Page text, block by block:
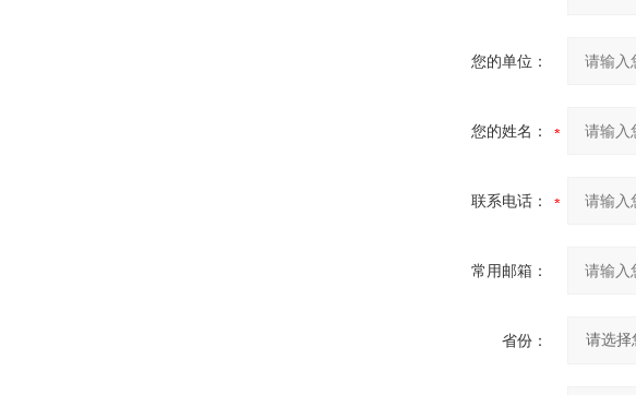
您的单位：
您的姓名：
联系电话：
常用邮箱：
省份：